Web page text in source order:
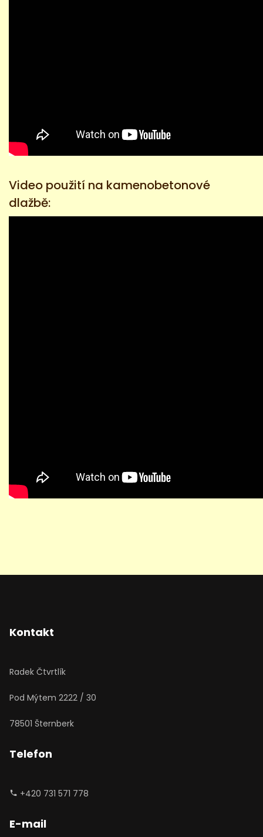
Video použití na kamenobetonové
dlažbě:
Kontakt
Radek Čtvrtlík
Pod Mýtem 2222 / 30
78501 Šternberk
Telefon
+420 731 571 778
E-mail